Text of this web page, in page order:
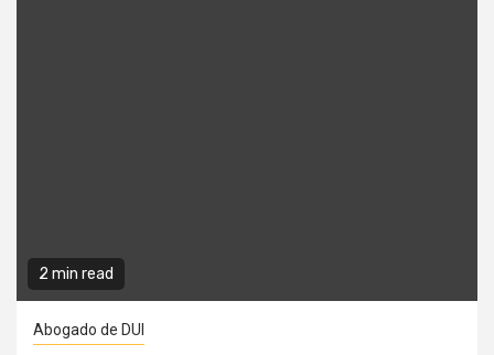
2 min read
Abogado de DUI